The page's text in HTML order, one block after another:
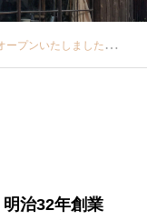
たのくちばしからまっすぐに醤油を注ぐと醤油が蓋を伝って胴に戻るので液だれしません・アンバーの蓋には昔の廣田硝子のロゴマーク燕をあしらっています・日本らしい造形とすり口ガラス造形美と機能美を兼ね備えた一品です・そして毎年人気の「ミルクチャビー」持ち手がついてころんとした可愛いミルクピッチャーミルクやはちみつ、シロップ入れに。一輪挿しにしても愛らしい◎◎・ちょっとしたところに彩りをくれるガラスです！・ぜひお気に入りのアイテムを見つけてくださいね！・・本日も18時まで営業いたします・#島根#松江#ユーカリ荘#yukarisou#セレクトショップ #ライフスタイルショップ#雑貨#雑貨屋#器#食器#廣田硝子#器#キッチン#うつわあそび #器集め#硝子#ガラス#大正#昭和#令和#醤油差し#復刻#ミルクチャビー#ギフト#プレゼント#オススメ#旅行#島根旅#山陰旅行#松江旅
治32年創業